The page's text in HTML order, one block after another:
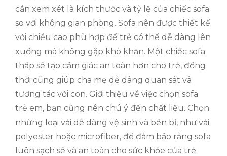
cần xem xét là kích thước và tỷ lệ của chiếc sofa
so với không gian phòng. Sofa nên được thiết kế
với chiều cao phù hợp để trẻ có thể dễ dàng lên
xuống mà không gặp khó khăn. Một chiếc sofa
thấp sẽ tạo cảm giác an toàn hơn cho trẻ, đồng
thời cũng giúp cha mẹ dễ dàng quan sát và
tương tác với con. Giới thiệu về việc chọn sofa
trẻ em, bạn cũng nên chú ý đến chất liệu. Chọn
những loại vải dễ dàng vệ sinh và bền bỉ, như vải
polyester hoặc microfiber, để đảm bảo rằng sofa
luôn sạch sẽ và an toàn cho sức khỏe của trẻ.